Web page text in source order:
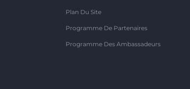
Plan Du Site
Programme De Partenaires
Programme Des Ambassadeurs